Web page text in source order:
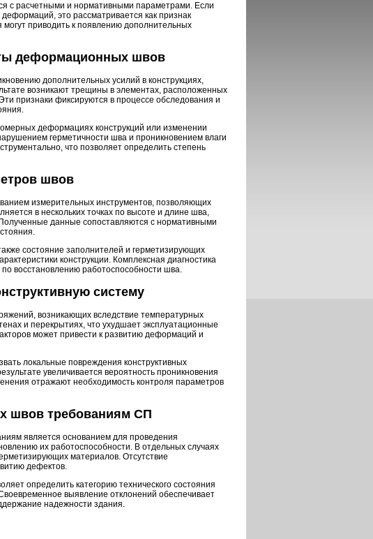
с расчетными и нормативными параметрами. Если
это рассматривается как признак
могут приводить к появлению дополнительных
деформационных швов
дополнительных усилий в конструкциях,
возникают трещины в элементах, расположенных
признаки фиксируются в процессе обследования и
деформациях конструкций или изменении
герметичности шва и проникновением влаги
что позволяет определить степень
швов
измерительных инструментов, позволяющих
в нескольких точках по высоте и длине шва,
данные сопоставляются с нормативными
состояние заполнителей и герметизирующих
конструкции. Комплексная диагностика
восстановлению работоспособности шва.
систему
возникающих вследствие температурных
и перекрытиях, что ухудшает эксплуатационные
может привести к развитию деформаций и
локальные повреждения конструктивных
увеличивается вероятность проникновения
отражают необходимость контроля параметров
швов требованиям СП
является основанием для проведения
их работоспособности. В отдельных случаях
материалов. Отсутствие
дефектов.
определить категорию технического состояния
выявление отклонений обеспечивает
надежности здания.